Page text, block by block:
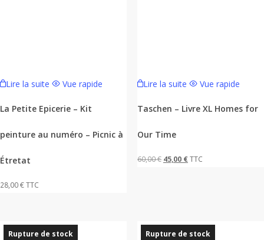
Lire la suite Vue rapide
La Petite Epicerie – Kit
peinture au numéro – Picnic à
Étretat
28,00€TTC
Lire la suite Vue rapide
Taschen – Livre XL Homes for
Our Time
60,00€ Le
45,00 €Le
TTC
Rupture de stock Rupture de stock